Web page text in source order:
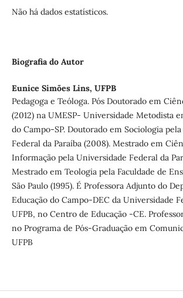
Não há dados estatísticos.
Biografia do Autor
Eunice Simões Lins, UFPB
Pedagoga e Teóloga. Pós Doutorado em
(2012) na UMESP- Universidade Metodista
do Campo-SP. Doutorado em Sociologia
Federal da Paraíba (2008). Mestrado em
Informação pela Universidade Federal da
Mestrado em Teologia pela Faculdade de
São Paulo (1995). É Professora Adjunto do
Educação do Campo-DEC da Universidade
UFPB, no Centro de Educação -CE.
no Programa de Pós-Graduação em
UFPB